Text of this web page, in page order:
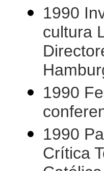
1990
cultura
1990
1990
Crítica